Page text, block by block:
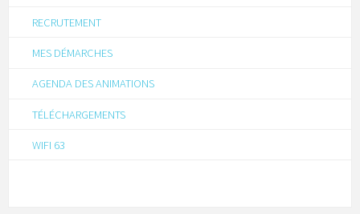
RECRUTEMENT
MES DÉMARCHES
AGENDA DES ANIMATIONS
TÉLÉCHARGEMENTS
WIFI 63